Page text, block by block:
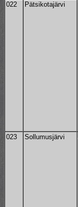
022 Pätsikotajärvi
023 Sollumusjärvi